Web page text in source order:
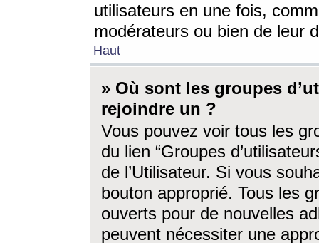
utilisateurs en une fois,
modérateurs ou bien de leur
Haut
» Où sont les groupes
rejoindre un ?
Vous pouvez voir tous les
du lien “Groupes
de l’Utilisateur. Si vous
bouton approprié. Tous les
ouverts pour de nouvelles
peuvent nécessiter une